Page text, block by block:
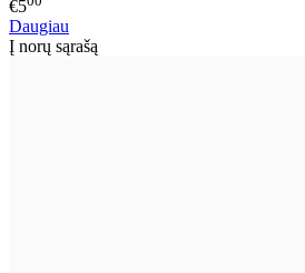
€5
Daugiau
Į norų sąrašą